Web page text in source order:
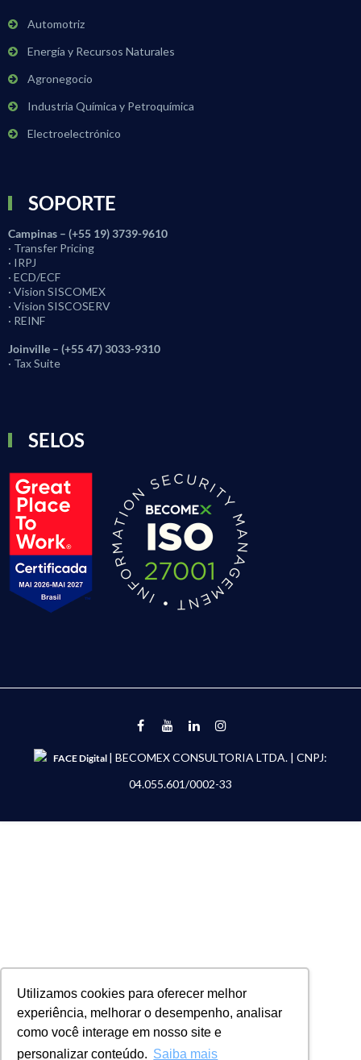
Utilizamos cookies para oferecer melhor
experiência, melhorar o desempenho, analisar
como você interage em nosso site e
personalizar conteúdo. Saiba mais
Automotriz
Energía y Recursos Naturales
Agronegocio
Industria Química y Petroquímica
Electroelectrónico
SOPORTE
Campinas – (+55 19) 3739-9610
· Transfer Pricing
· IRPJ
· ECD/ECF
· Vision SISCOMEX
· Vision SISCOSERV
· REINF
Joinville – (+55 47) 3033-9310
· Tax Suite
SELOS
FACE Digital | BECOMEX CONSULTORIA LTDA. | CNPJ:
04.055.601/0002-33